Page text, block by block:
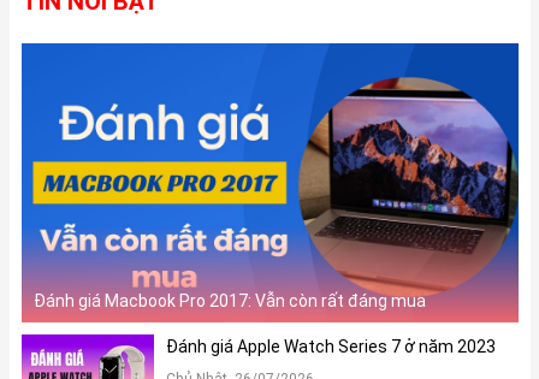
Ở phiên bản vỏ titan, Apple Watch Series 10 cũng sẽ có3 tùy
chọn màu sắc , bao gồm: Tự nhiên, Vàng gold và Xám đá phiến.
Đánh giá Macbook Pro 2017: Vẫn còn rất đáng mua
Đánh giá Apple Watch Series 7 ở năm 2023